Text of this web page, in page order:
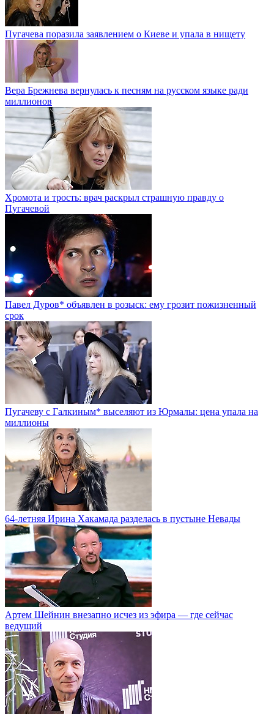
Пугачева поразила заявлением о Киеве и упала в нищету
Вера Брежнева вернулась к песням на русском языке ради
миллионов
Хромота и трость: врач раскрыл страшную правду о
Пугачевой
Павел Дуров* объявлен в розыск: ему грозит пожизненный
срок
Пугачеву с Галкиным* выселяют из Юрмалы: цена упала на
миллионы
64-летняя Ирина Хакамада разделась в пустыне Невады
Артем Шейнин внезапно исчез из эфира — где сейчас
ведущий